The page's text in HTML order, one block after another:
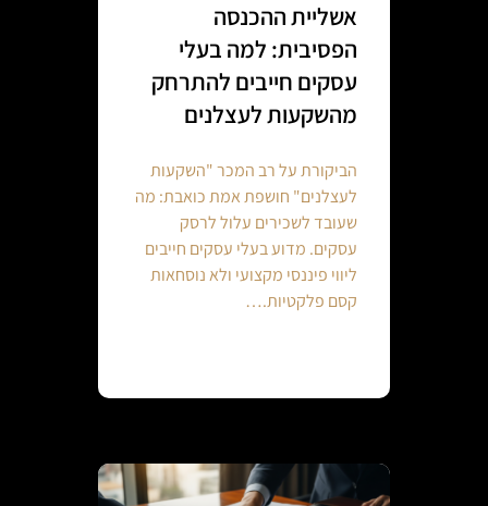
אשליית ההכנסה
הפסיבית: למה בעלי
עסקים חייבים להתרחק
מהשקעות לעצלנים
הביקורת על רב המכר "השקעות
לעצלנים" חושפת אמת כואבת: מה
שעובד לשכירים עלול לרסק
עסקים. מדוע בעלי עסקים חייבים
ליווי פיננסי מקצועי ולא נוסחאות
קסם פלקטיות.…